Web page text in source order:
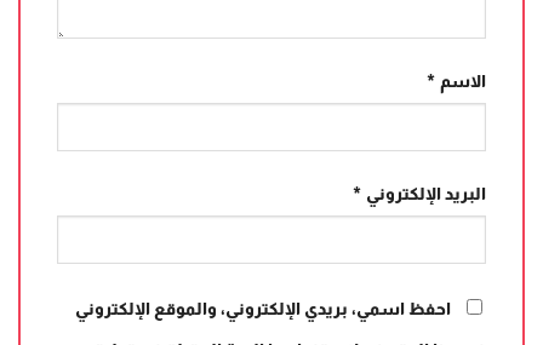
الاسم *
البريد الإلكتروني *
احفظ اسمي، بريدي الإلكتروني، والموقع الإلكتروني